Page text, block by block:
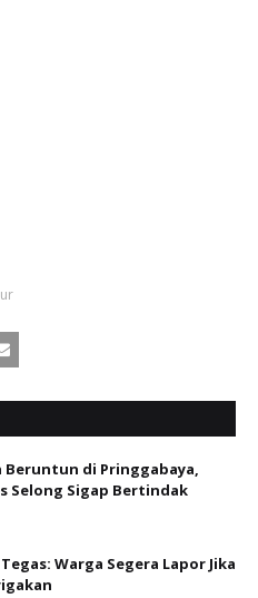
Beruntun di Pringgabaya,
Selong Sigap Bertindak
Warga Segera Lapor Jika